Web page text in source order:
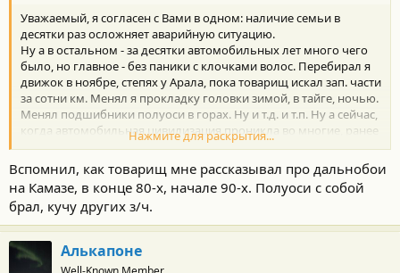
и
:
Уважаемый, я согласен с Вами в одном: наличие семьи в
десятки раз осложняет аварийную ситуацию.
Ну а в остальном - за десятки автомобильных лет много чего
было, но главное - без паники с клочками волос. Перебирал я
движок в ноябре, степях у Арала, пока товарищ искал зап. части
за сотни км. Менял я прокладку головки зимой, в тайге, ночью.
Менял подшибники полуоси в горах. Ну и т.д. и т.п. Ну а сейчас,
когда автомобильная цивилизация проникла во многие, ранее
тёмные уголки страны, а автомобили стали значительно
возможно-вероятной поломки машинки. Тогда лучше на
паровозе.
Нажмите для раскрытия...
Вспомнил, как товарищ мне рассказывал про дальнобои
на Камазе, в конце 80-х, начале 90-х. Полуоси с собой
брал, кучу других з/ч.
Алькапоне